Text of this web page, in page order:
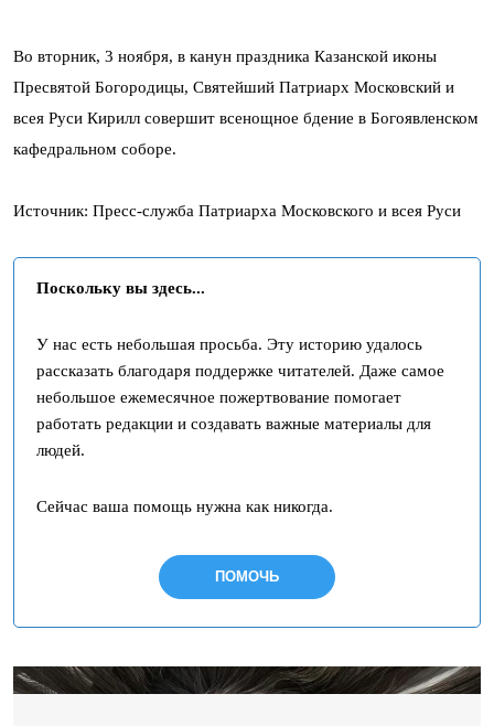
Во вторник, 3 ноября, в канун праздника Казанской иконы
Пресвятой Богородицы, Святейший Патриарх Московский и
всея Руси Кирилл совершит всенощное бдение в Богоявленском
кафедральном соборе.
Источник: Пресс-служба Патриарха Московского и всея Руси
Поскольку вы здесь...
У нас есть небольшая просьба. Эту историю удалось
рассказать благодаря поддержке читателей. Даже самое
небольшое ежемесячное пожертвование помогает
работать редакции и создавать важные материалы для
людей.
Сейчас ваша помощь нужна как никогда.
ПОМОЧЬ